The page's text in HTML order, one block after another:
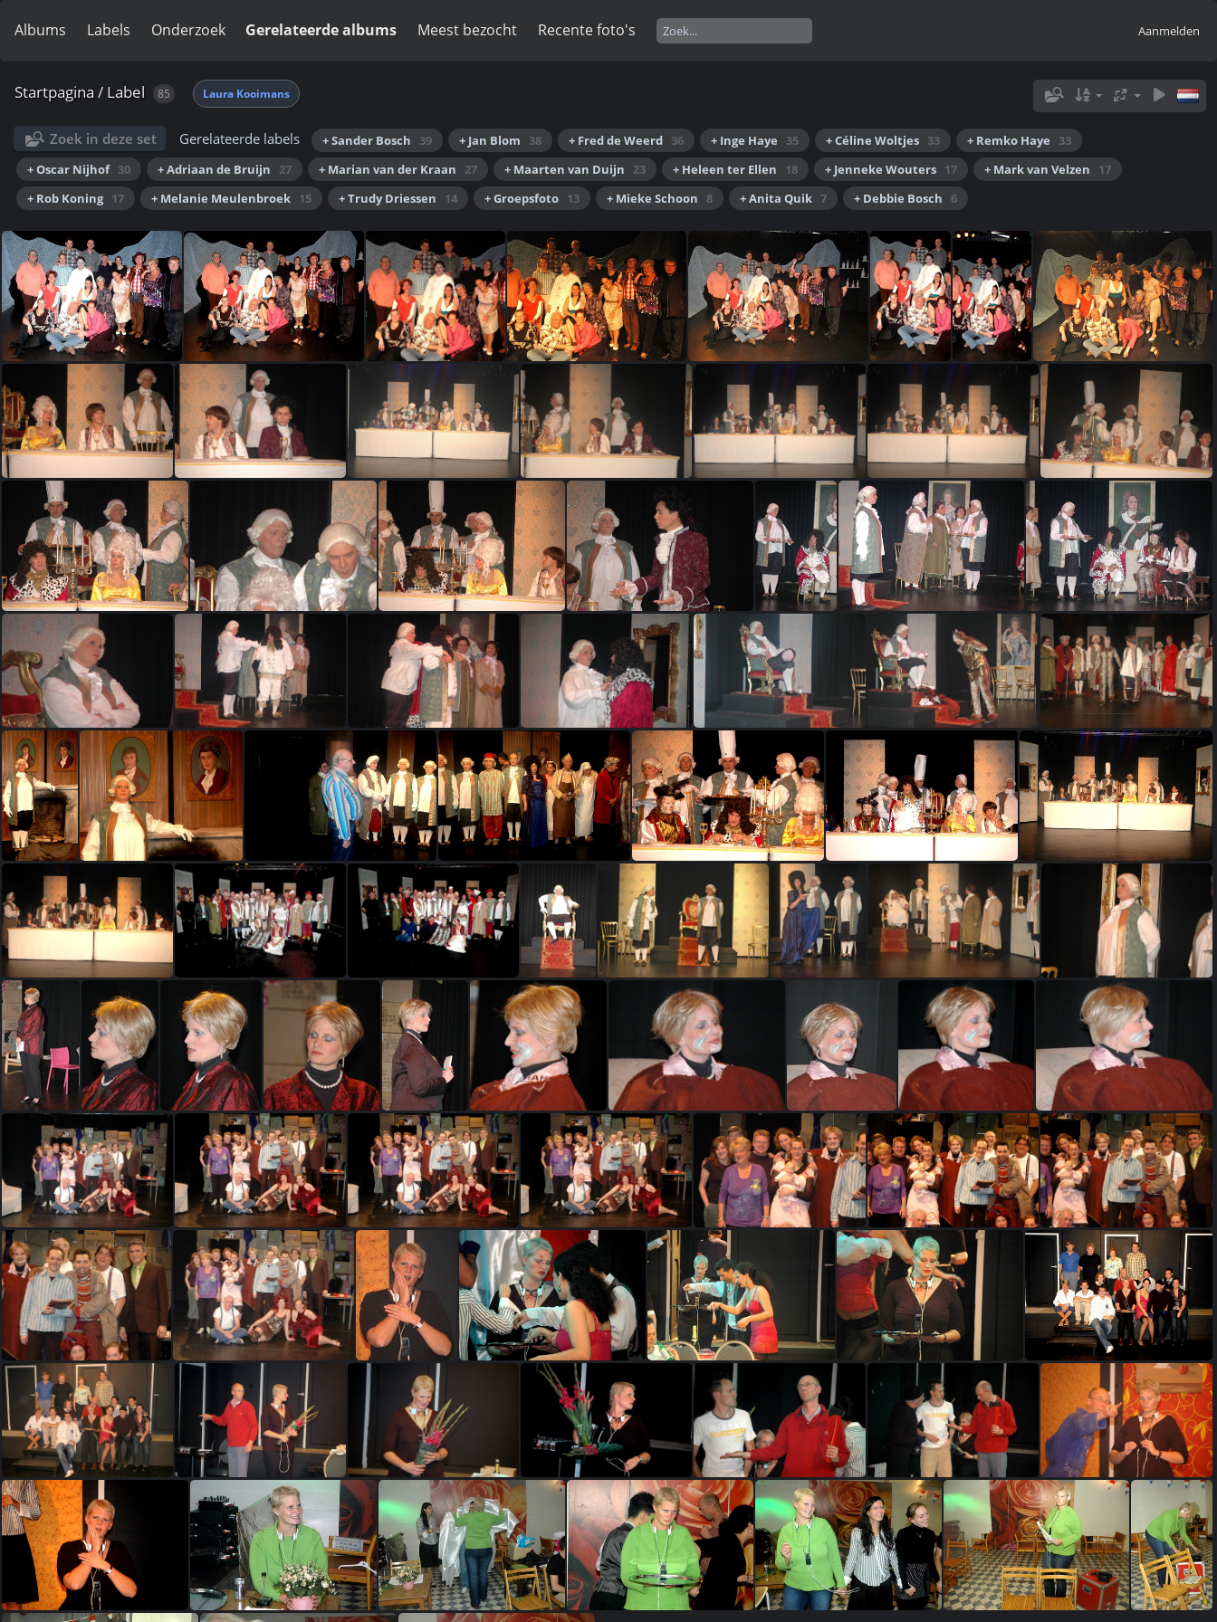
Albums Labels Onderzoek Gerelateerde albums Meest bezocht Recente foto's Aanmelden
Startpagina / Label 85 Laura Kooimans
Zoek in deze set Gerelateerde labels + Sander Bosch 39 + Jan Blom 38 + Fred de Weerd 36 + Inge Haye 35 + Céline Woltjes 33 + Remko Haye
33
+ Oscar Nijhof 30 + Adriaan de Bruijn 27 + Marian van der Kraan 27 + Maarten van Duijn 23 + Heleen ter Ellen 18 + Jenneke Wouters 17 + Mark van Velzen
17
+ Rob Koning 17 + Melanie Meulenbroek 15 + Trudy Driessen 14 + Groepsfoto 13 + Mieke Schoon 8 + Anita Quik 7 + Debbie Bosch 6
DSC 0891 DSC 0892 DSC 0893 DSC 0894 DSC 0896 DSC 0897 DSC 0898 DSC 0901
dewijzekater 105 dewijzekater 106 dewijzekater 108 dewijzekater 111 dewijzekater 112 dewijzekater 113 dewijzekater 114
dewijzekater 117 dewijzekater 118 dewijzekater 120 dewijzekater 127 dewijzekater 140 dewijzekater 141
dewijzekater 150 dewijzekater 152 dewijzekater 153 dewijzekater 170 dewijzekater 183 dewijzekater 184 dewijzekater 185
dewijzekater 212 dewijzekater 213 dewijzekater 244 dewijzekater 245 dewijzekater 278 dewijzekater 280 dewijzekater 281
dewijzekater 282 dewijzekater 315 dewijzekater 316 dewijzekater 35 dewijzekater 71 dewijzekater 78
DeRichel 25 DeRichel 26 DeRichel 27 DeRichel 28 DeRichel 5 DeRichel 63 DeRichel 64 DeRichel 65 DeRichel 66 DeRichel 68
DeRichel 69 DeRichel 70 DeRichel 71 DeRichel 72 DeRichel 73 DeRichel 74 DeRichel 75
DeRichel 76 DeRichel 79 DSC 0186 IM A0007 IM A0008 IM A0009 IM A0013
IM A0019 IM A0029 IM A0030 IM A0048 IM A0054 IM A0055 IM A0081